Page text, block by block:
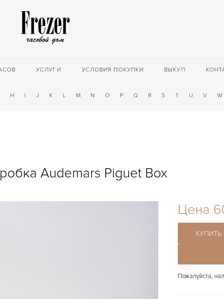
УСЛУГИ УСЛОВИЯ ПОКУПКИ ВЫКУП
H I J K L M N O P Q R S T U V W
Audemars Piguet Box
Цена
КУПИТЬ
Пожалуйста,